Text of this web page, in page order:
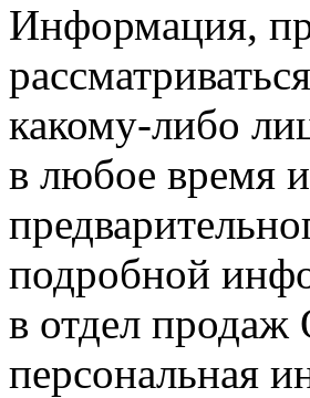
Информация,
какому-либо
в любое время
подробной
в отдел
персональная